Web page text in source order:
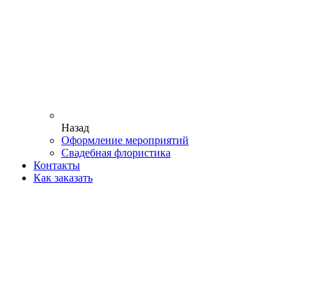
Назад
Оформление мероприятий
Свадебная флористика
Контакты
Как заказать